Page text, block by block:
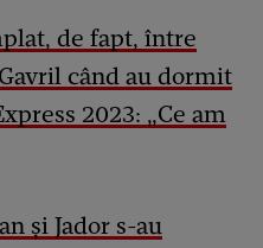
de fapt, între
când au dormit
2023: „Ce am
și Jador s-au